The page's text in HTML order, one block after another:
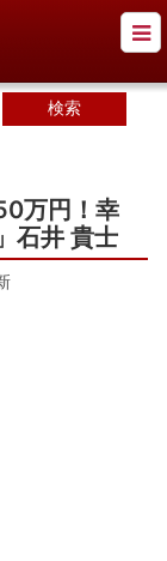
万円！幸
石井 貴士